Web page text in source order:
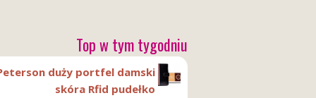
Top w tym tygodniu
duży portfel damski
skóra Rfid pudełko